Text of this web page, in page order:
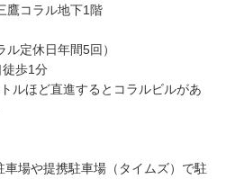
鷹コラル地下1階
定休日年間5回）
歩1分
ルほど直進するとコラルビルがあ
場や提携駐車場（タイムズ）で駐